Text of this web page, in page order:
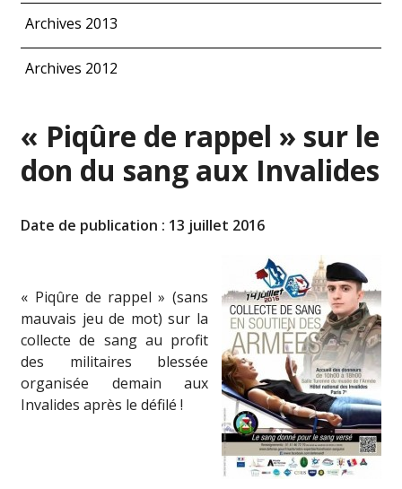
Archives 2013
Archives 2012
« Piqûre de rappel » sur le
don du sang aux Invalides
Date de publication : 13 juillet 2016
« Piqûre de rappel » (sans
mauvais jeu de mot) sur la
collecte de sang au profit
des militaires blessée
organisée demain aux
Invalides après le défilé !